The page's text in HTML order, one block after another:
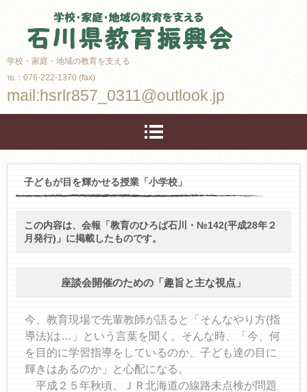
学校・家庭・地域の教育を支える
℡：076-222-1370 (fax)
mail:hsrlr857_0311@outlook.jp
子どもが目を輝かせる授業「小学校」
この内容は、会報「教育のひろば石川・№142(平成28年２
月発行)」に掲載したものです。
座談会開催のための「趣旨と主な視点」
今、教育現場で先輩教師が語ると「そんなやり方(指
導法)は…」という言葉を聞く。そんな時、「今、何
を目的に学習指導をしているのか、子ども達の目に
輝きはあるのか」と心配になる。
平成２５年秋頃、ＪＲ北海道の線路未点検が問題